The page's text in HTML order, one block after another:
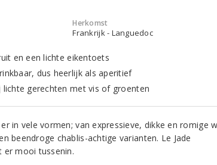
Herkomst
Frankrijk - Languedoc
en een lichte eikentoets
dus heerlijk als aperitief
lichte gerechten met vis of groenten
in vele vormen; van expressieve, dikke en romige
beendroge chablis-achtige varianten. Le Jade
er mooi tussenin.